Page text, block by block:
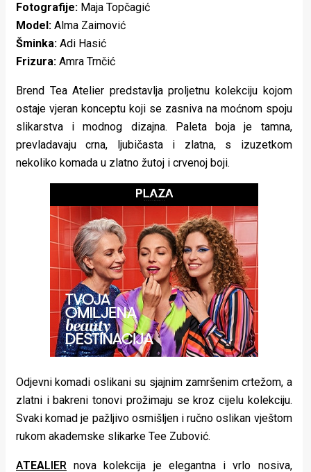
stolom
Život
pokretu
Ideje
koje
Aktuelnosti
Urban
Magazin
Fotografije: Maja Topčagić
Model: Alma Zaimović
Šminka: Adi Hasić
Frizura: Amra Trnčić
Brend Tea Atelier predstavlja proljetnu kolekciju kojom
ostaje vjerankonceptu koji se zasniva na moćnom spoju
slikarstva i modnog dizajna.
Paleta boja je tamna,
prevladavaju crna, ljubičasta i zlatna, s izuzetkom
nekoliko komada u zlatno žutoj i crvenoj boji.
Odjevni komadi oslikani su sjajnim zamršenim crtežom, a
zlatni i bakreni tonovi prožimaju se kroz cijelu kolekciju.
Svaki komad je pažljivo osmišljen i ručno oslikan vještom
rukom akademske slikarke Tee Zubović.
ATEALIER nova kolekcija je elegantna i vrlo nosiva,